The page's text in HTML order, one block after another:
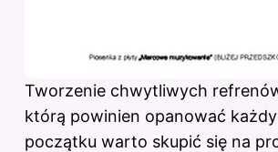
Tworzenie chwytliwych
którą powinien opanować
początku warto skupić się na